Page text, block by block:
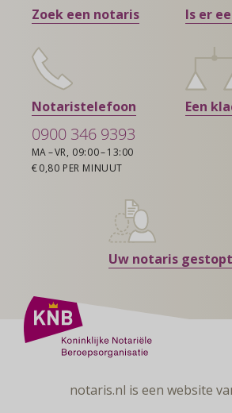
Zoek een notaris Is er
Notaristelefoon
0900 346 9393
MA – VR, 09:00 – 13:00
€ 0,80 PER MINUUT
Een
Uw notaris
notaris.nl is een website